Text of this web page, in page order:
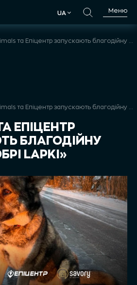
UA
Меню
ЕПІЦЕНТР
БЛАГОДІЙНУ
LAPKI»